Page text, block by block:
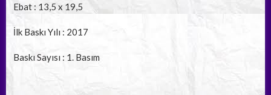
Ebat : 13,5 x 19,5
İlk Baskı Yılı : 2017
Baskı Sayısı : 1. Basım